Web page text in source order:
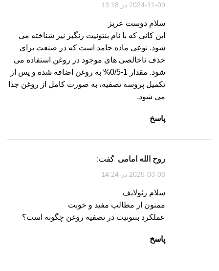
2024-11-09 در 13:18
سلام دوست عزیز
این کانی که با نام بنتونیت رنگبر نیز شناخته می
شود. نوعی ماده جامد است که در صنعت برای
حذف ناخالصی های موجود در روغن استفاده می
شود. مقدار 1-0/5% به روغن اضافه شده و پس از
تکمیل پروسه تصفیه، به صورت کامل از روغن جدا
می شود.
پاسخ
روح الله امامی گفت:
2025-03-08 در 14:24
سلام زئولایف
ممنون از مطالب مفید و خوبت
عملکرد بنتونیت در تصفیه روغن چگونه است؟
پاسخ